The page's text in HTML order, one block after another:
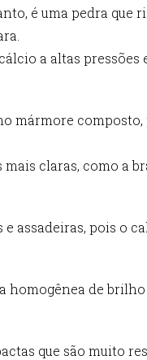
é uma pedra que
a altas
mármore composto,
claras, como a
assadeiras, pois o
homogênea de
que são muito